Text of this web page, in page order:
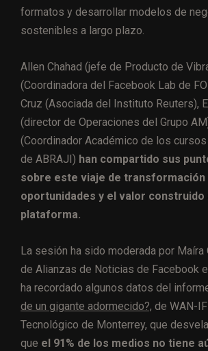
formatos y desarrollar modelos de
sostenibles a largo plazo.
Allen Chahad (jefe de Producto de
(Coordinadora del Facebook Lab de
Cruz (Asociada del Instituto Reuters),
(director de Operaciones del Grupo
(Coordinador Académico de los
de ABRAJI) han compartido sus
sobre este viaje de transformación
oportunidades y el valor construido
plataforma.
La sesión ha sido moderada por Maíra
de Alianzas de Noticias de Facebook
ha recordado algunos datos del
de un gigante adormecido?, de WAN-
Tecnológico de Monterrey, que
que el 91% de los medios no tiene